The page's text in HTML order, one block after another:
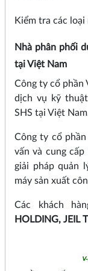
Kiểm tra các
Nhà phân phối
tại Việt Nam
Công ty cổ phần
dịch vụ kỹ
SHS tại Việt
Công ty cổ
vấn và cung
giải pháp quản
máy sản xuất
Các khách
HOLDING, JEIL